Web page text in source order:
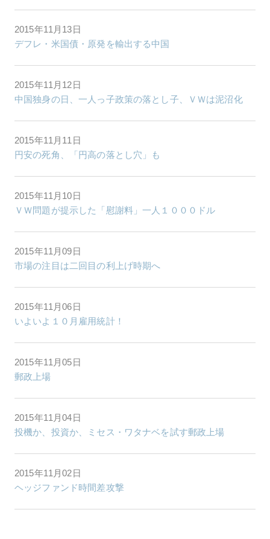
2015年11月13日
デフレ・米国債・原発を輸出する中国
2015年11月12日
中国独身の日、一人っ子政策の落とし子、ＶＷは泥沼化
2015年11月11日
円安の死角、「円高の落とし穴」も
2015年11月10日
ＶＷ問題が提示した「慰謝料」一人１０００ドル
2015年11月09日
市場の注目は二回目の利上げ時期へ
2015年11月06日
いよいよ１０月雇用統計！
2015年11月05日
郵政上場
2015年11月04日
投機か、投資か、ミセス・ワタナベを試す郵政上場
2015年11月02日
ヘッジファンド時間差攻撃